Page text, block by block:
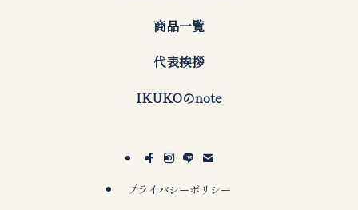
商品一覧
代表挨拶
IKUKOのnote
プライバシーポリシー